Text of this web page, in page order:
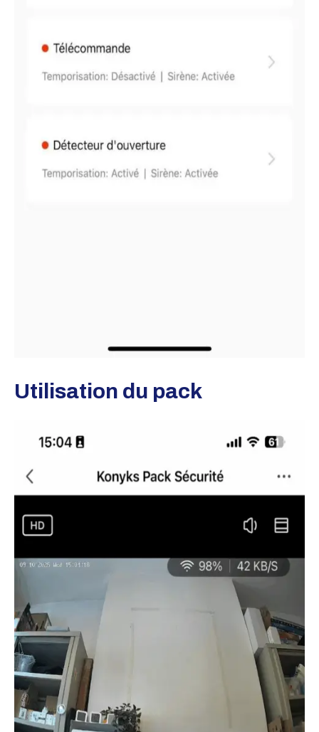
Utilisation du pack